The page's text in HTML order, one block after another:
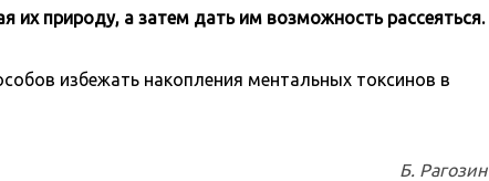
их природу, а затем дать им возможность рассеяться.
избежать накопления ментальных токсинов в
Б. Рагозин